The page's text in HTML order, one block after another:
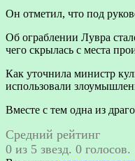
Он отметил, что под
Об ограблении Лувра
чего скрылась с места
Как уточнила министр
использовали
Вместе с тем одна из
Средний рейтинг
0 из 5 звезд. 0 голосов.